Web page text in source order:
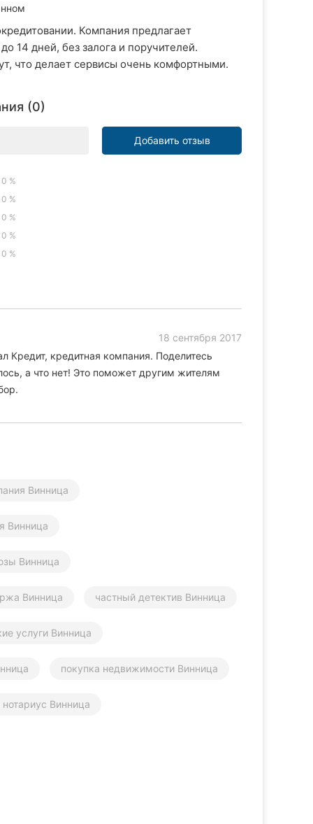
Компания предлагает
14 дней, без залога и поручителей.
что делает сервисы очень комфортными.
(0)
Добавить отзыв
0 %
0 %
0 %
0 %
0 %
18 сентября 2017
Кредит, кредитная компания. Поделитесь
а что нет! Это поможет другим жителям
Винница
Винница
Винница
Винница частный детектив Винница
услуги Винница
покупка недвижимости Винница
Винница